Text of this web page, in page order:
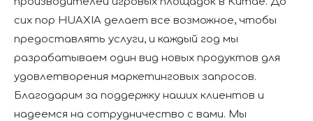
сих пор HUAXIA делает все возможное, чтобы
предоставлять услуги, и каждый год мы
разрабатываем один вид новых продуктов для
удовлетворения маркетинговых запросов.
Благодарим за поддержку наших клиентов и
надеемся на сотрудничество с вами. Мы